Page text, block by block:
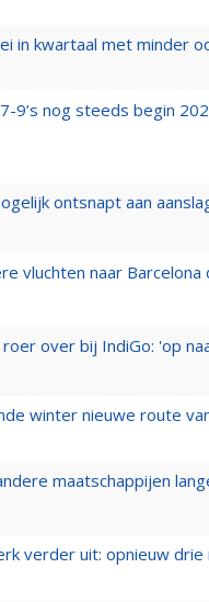
in kwartaal met minder
9’s nog steeds begin
ontsnapt aan
vluchten naar Barcelona
over bij IndiGo: 'op
winter nieuwe route
maatschappijen
verder uit: opnieuw